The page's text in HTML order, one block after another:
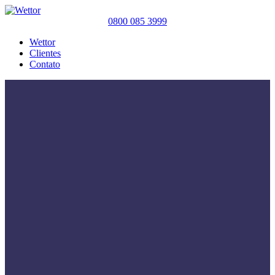
0800 085 3999
Wettor
Clientes
Contato